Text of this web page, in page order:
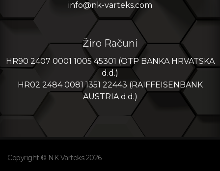
info@nk-varteks.com
Žiro Računi
HR90 2407 0001 1005 45301 (OTP BANKA HRVATSKA
d.d.)
HR02 2484 0081 1351 22443 (RAIFFEISENBANK
AUSTRIA d.d.)
Copyright © NK Varteks 2026